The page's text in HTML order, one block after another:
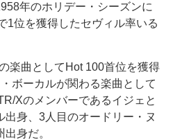
年のホリデー・シーズンに
1位を獲得したセヴィル率いる
楽曲としてHot 100首位を獲得
ボーカルが関わる楽曲として
Xのメンバーであるイジェと
出身、3人目のオードリー・ヌ
身だ。